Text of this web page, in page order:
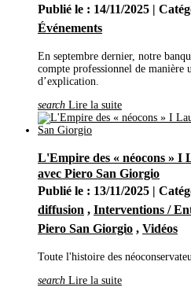
Publié le : 14/11/2025 |
Événements
En septembre dernier, notre
compte professionnel de manière
d’explication.
search Lire la suite
L'Empire des « néocons » I
avec Piero San Giorgio
Publié le : 13/11/2025 |
diffusion , Interventions /
Piero San Giorgio , Vidéos
Toute l'histoire des
search Lire la suite